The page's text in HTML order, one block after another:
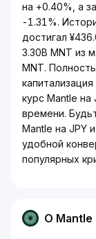
на +0.40%, а
-1.31%.
достигал
3.30B MNT из
MNT.
курс Mantle
времени.
Mantle на JPY
удобной
популярных
О Mantle